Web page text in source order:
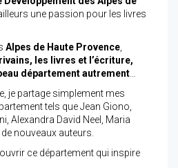
une passion pour les livres
Alpes de Haute Provence,
les livres et l’écriture,
département autrement…
je partage simplement mes
tels que Jean Giono,
Alexandra David Neel, Maria
nouveaux auteurs.
ce département qui inspire